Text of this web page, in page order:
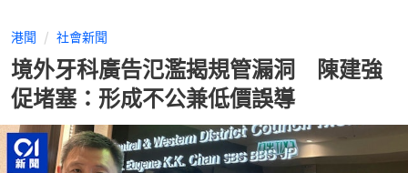
港聞 社會新聞
境外牙科廣告氾濫揭規管漏洞 陳建強
促堵塞：形成不公兼低價誤導